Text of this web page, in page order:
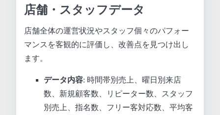
店舗・スタッフデータ
店舗全体の運営状況やスタッフ個々のパフォー
マンスを客観的に評価し、改善点を見つけ出し
ます。
データ内容: 時間帯別売上、曜日別来店
数、新規顧客数、リピーター数、スタッフ
別売上、指名数、フリー客対応数、平均客